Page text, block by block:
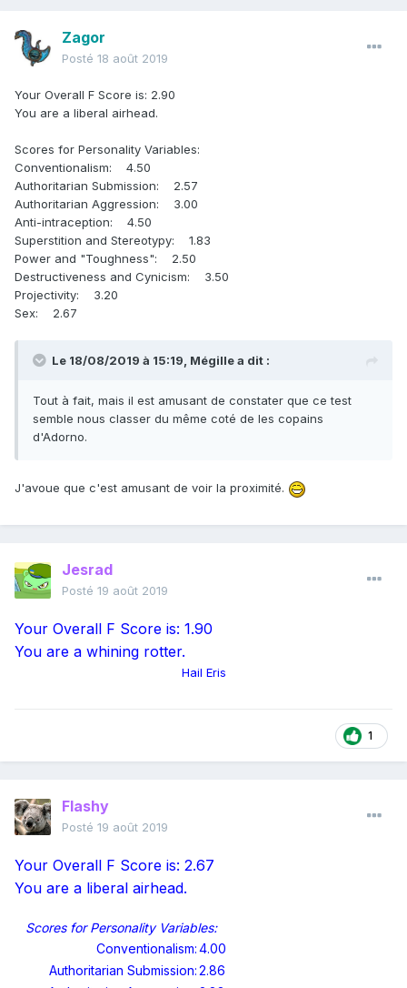
Zagor
Posté 18 août 2019
Your Overall F Score is: 2.90
You are a liberal airhead.
Scores for Personality Variables:
Conventionalism: 4.50
Authoritarian Submission: 2.57
Authoritarian Aggression: 3.00
Anti-intraception: 4.50
Superstition and Stereotypy: 1.83
Power and "Toughness": 2.50
Destructiveness and Cynicism: 3.50
Projectivity: 3.20
Sex: 2.67
Le 18/08/2019 à 15:19, Mégillea dit :
Tout à fait, mais il est amusant de constater que ce test
semble nous classer du même coté de les copains
d'Adorno.
J'avoue que c'est amusant de voir la proximité.
Jesrad
Posté 19 août 2019
Your Overall F Score is: 1.90
You are a whining rotter.
Hail Eris
1
Flashy
Posté 19 août 2019
Your Overall F Score is: 2.67
You are a liberal airhead.
Scores for Personality Variables:
Conventionalism:4.00
Authoritarian Submission:2.86